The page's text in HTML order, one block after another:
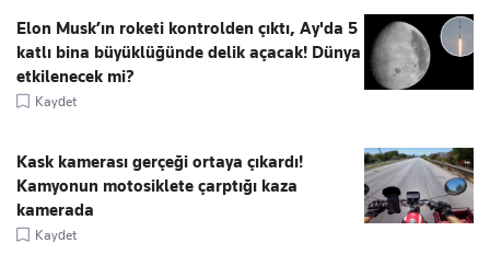
Elon Musk’ın roketi kontrolden çıktı, Ay'da 5
katlı bina büyüklüğünde delik açacak! Dünya
etkilenecek mi?
Kaydet
Kask kamerası gerçeği ortaya çıkardı!
Kamyonun motosiklete çarptığı kaza
kamerada
Kaydet